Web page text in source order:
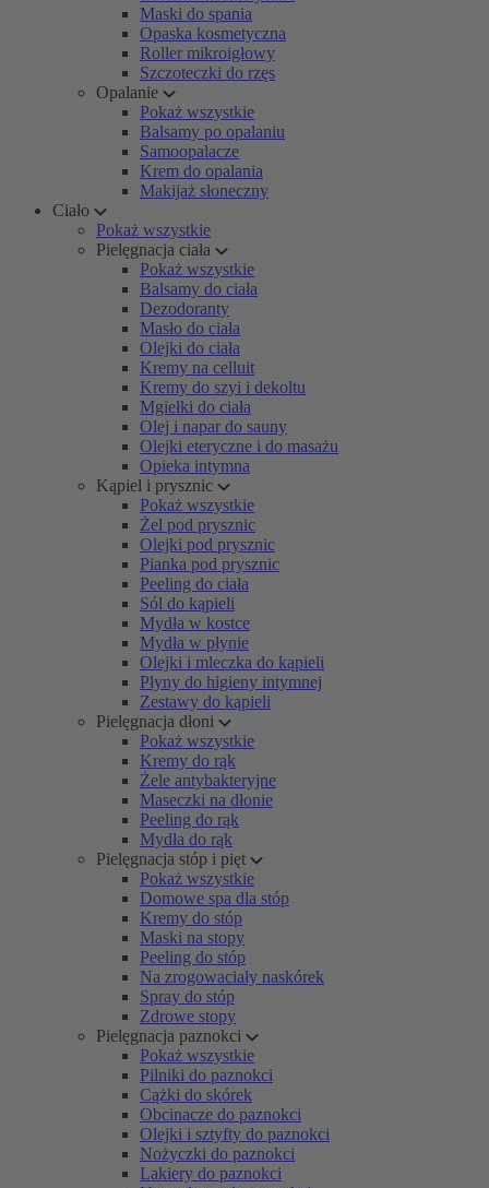
Maski do spania
Opaska kosmetyczna
Roller mikroigłowy
Szczoteczki do rzęs
Opalanie
Pokaż wszystkie
Balsamy po opalaniu
Samoopalacze
Krem do opalania
Makijaż słoneczny
Ciało
Pokaż wszystkie
Pielęgnacja ciała
Pokaż wszystkie
Balsamy do ciała
Dezodoranty
Masło do ciała
Olejki do ciała
Kremy na celluit
Kremy do szyi i dekoltu
Mgiełki do ciała
Olej i napar do sauny
Olejki eteryczne i do masażu
Opieka intymna
Kąpiel i prysznic
Pokaż wszystkie
Żel pod prysznic
Olejki pod prysznic
Pianka pod prysznic
Peeling do ciała
Sól do kąpieli
Mydła w kostce
Mydła w płynie
Olejki i mleczka do kąpieli
Płyny do higieny intymnej
Zestawy do kąpieli
Pielęgnacja dłoni
Pokaż wszystkie
Kremy do rąk
Żele antybakteryjne
Maseczki na dłonie
Peeling do rąk
Mydła do rąk
Pielęgnacja stóp i pięt
Pokaż wszystkie
Domowe spa dla stóp
Kremy do stóp
Maski na stopy
Peeling do stóp
Na zrogowaciały naskórek
Spray do stóp
Zdrowe stopy
Pielęgnacja paznokci
Pokaż wszystkie
Pilniki do paznokci
Cążki do skórek
Obcinacze do paznokci
Olejki i sztyfty do paznokci
Nożyczki do paznokci
Lakiery do paznokci